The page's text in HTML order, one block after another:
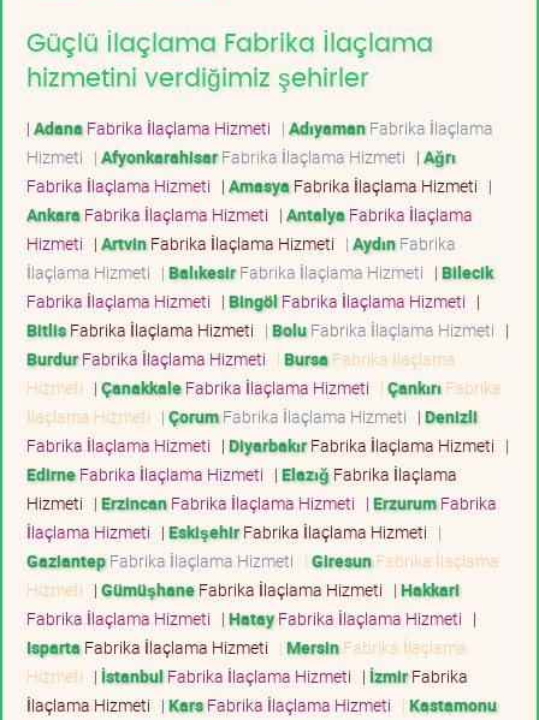
Güçlü İlaçlama Fabrika İlaçlama
hizmetini verdiğimiz şehirler
| Adana Fabrika İlaçlama Hizmeti | AdıyamanFabrika İlaçlama
Hizmeti | AfyonkarahisarFabrika İlaçlama Hizmeti | Ağrı
Fabrika İlaçlama Hizmeti | Amasya Fabrika İlaçlama Hizmeti |
Ankara Fabrika İlaçlama Hizmeti | Antalya Fabrika İlaçlama
Hizmeti | ArtvinFabrika İlaçlama Hizmeti | AydınFabrika
İlaçlama Hizmeti | BalıkesirFabrika İlaçlama Hizmeti | Bilecik
Fabrika İlaçlama Hizmeti | Bingöl Fabrika İlaçlama Hizmeti |
BitlisFabrika İlaçlama Hizmeti | BoluFabrika İlaçlama Hizmeti |
BurdurFabrika İlaçlama Hizmeti | Bursa Fabrika İlaçlama
Hizmeti | ÇanakkaleFabrika İlaçlama Hizmeti | Çankırı Fabrika
İlaçlama Hizmeti | ÇorumFabrika İlaçlama Hizmeti | Denizli
Fabrika İlaçlama Hizmeti | DiyarbakırFabrika İlaçlama Hizmeti |
EdirneFabrika İlaçlama Hizmeti | Elazığ Fabrika İlaçlama
Hizmeti | ErzincanFabrika İlaçlama Hizmeti | ErzurumFabrika
İlaçlama Hizmeti | EskişehirFabrika İlaçlama Hizmeti |
GaziantepFabrika İlaçlama Hizmeti | GiresunFabrika İlaçlama
Hizmeti | GümüşhaneFabrika İlaçlama Hizmeti | Hakkari
Fabrika İlaçlama Hizmeti | HatayFabrika İlaçlama Hizmeti |
Isparta Fabrika İlaçlama Hizmeti | MersinFabrika İlaçlama
Hizmeti | İstanbul Fabrika İlaçlama Hizmeti | İzmirFabrika
İlaçlama Hizmeti | KarsFabrika İlaçlama Hizmeti | Kastamonu